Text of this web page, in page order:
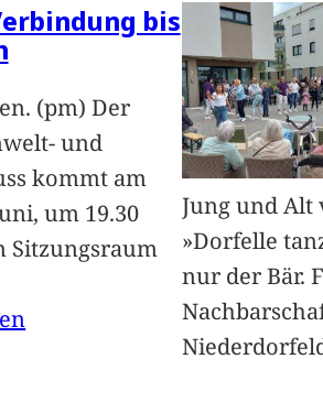
bis
(pm) Der
und
kommt am
um 19.30
Sitzungsraum
Jung und Alt
»Dorfelle
nur der Bär.